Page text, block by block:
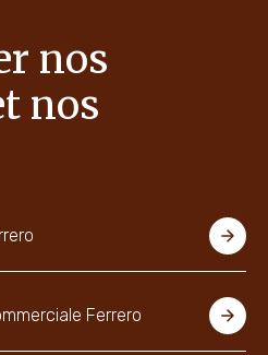
nos
nos
Ferrero